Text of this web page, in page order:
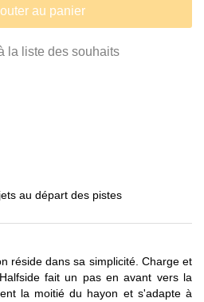
au panier
la liste des souhaits
au départ des pistes
réside dans sa simplicité. Charge et
fait un pas en avant vers la
la moitié du hayon et s'adapte à